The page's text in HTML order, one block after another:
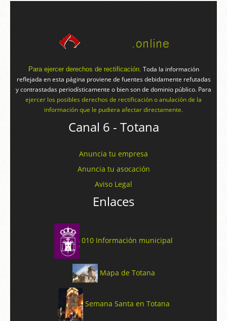
Para ejercer derechos de rectificación. Toda la información
reflejada en esta página proviene de fuentes debidamente refutadas
y contrastadas periodísticamente o bien son de dominio público. Para
ejercer los posibles derechos de rectificación o anulación de la
información que le pudiera afectar directamente.
Canal 6 - Totana
Anuncia tu empresa
Anuncia tu asocación
Aviso Legal
Enlaces
010 Información municipal
Mapa de Totana
Semana Santa en Totana